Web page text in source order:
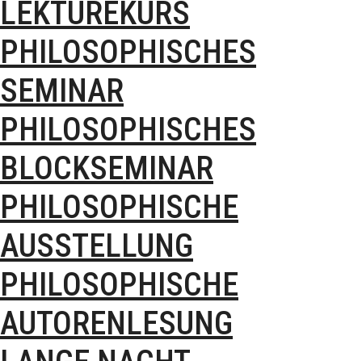
LEKTÜREKURS
PHILOSOPHISCHES
SEMINAR
PHILOSOPHISCHES
BLOCKSEMINAR
PHILOSOPHISCHE
AUSSTELLUNG
PHILOSOPHISCHE
AUTORENLESUNG